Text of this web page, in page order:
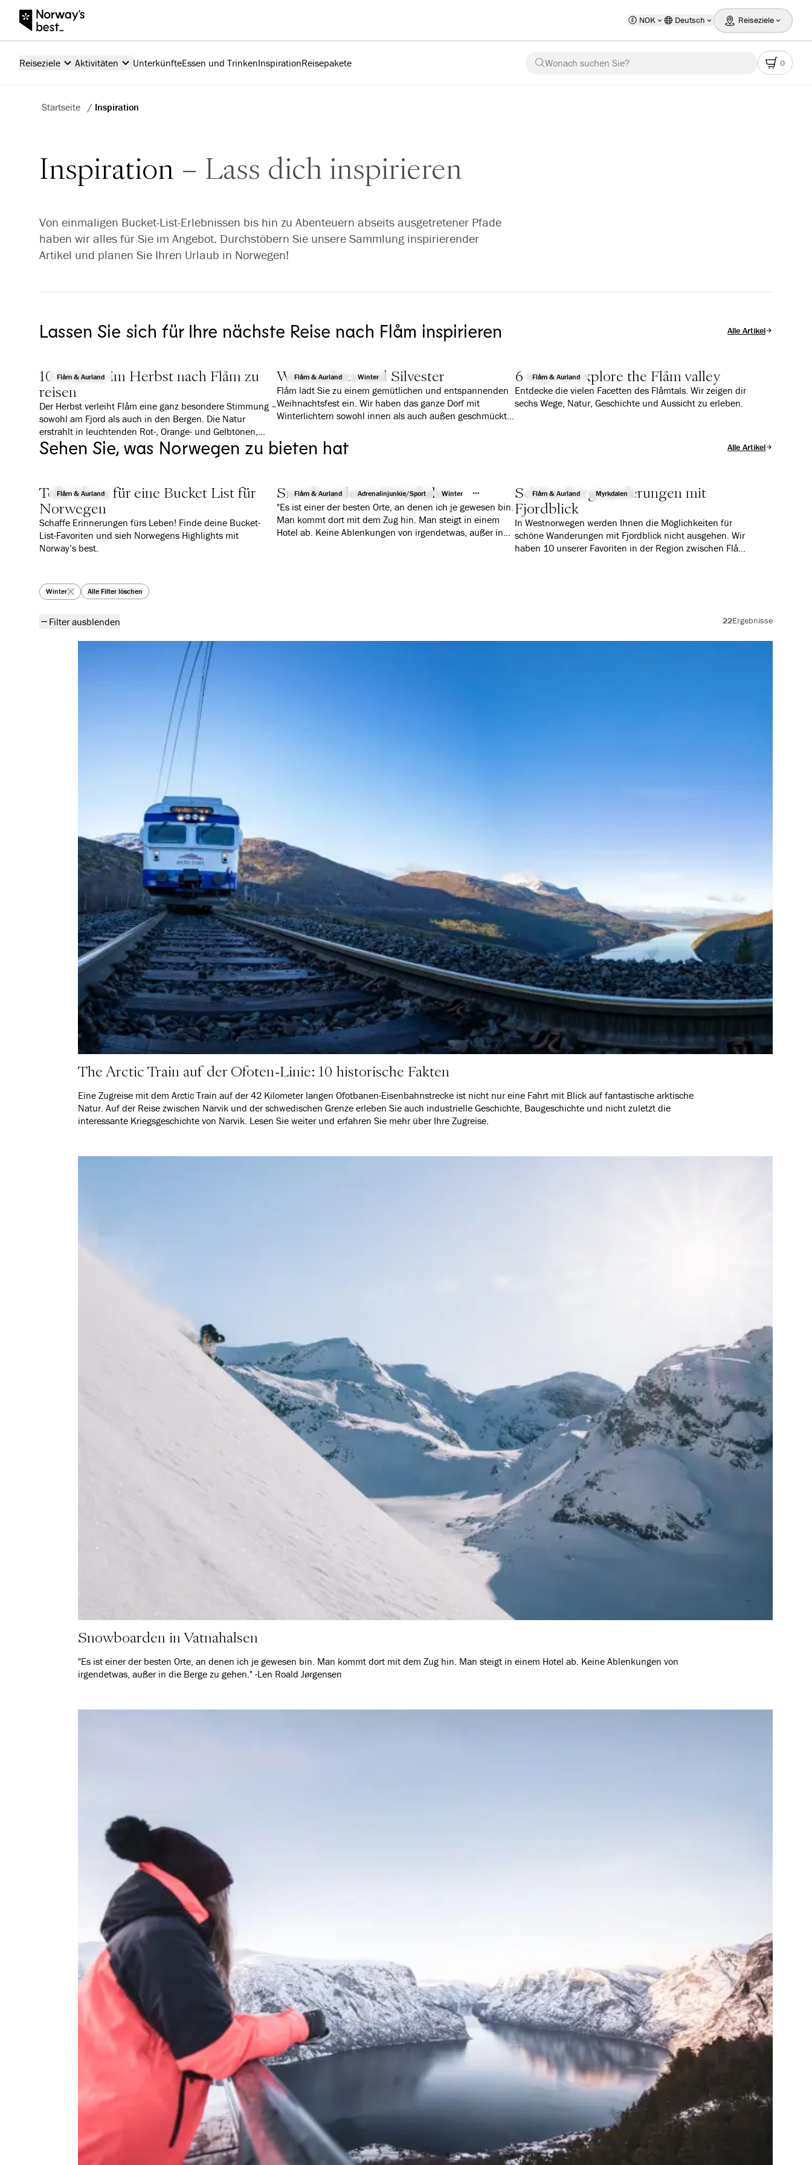
NOK Deutsch Reiseziele
Reiseziele Aktivitäten UnterkünfteEssen und TrinkenInspirationReisepakete Wonach suchen Sie? 0
Startseite / Inspiration
Inspiration Lass dich inspirieren
Von einmaligen Bucket-List-Erlebnissen bis hin zu Abenteuern abseits ausgetretener Pfade
haben wir alles für Sie im Angebot. Durchstöbern Sie unsere Sammlung inspirierender
Artikel und planen Sie Ihren Urlaub in Norwegen!
Lassen Sie sich für Ihre nächste Reise nach Flåm inspirieren Alle Artikel
Flåm & Aurland
10 Gründe im Herbst nach Flåm zu
reisen
Der Herbst verleiht Flåm eine ganz besondere Stimmung –
sowohl am Fjord als auch in den Bergen. Die Natur
erstrahlt in leuchtenden Rot-, Orange- und Gelbtönen,
während Nebel und tiefe Wolken eine fast schon
mystische Atmosphäre schaffen. Es ist ruhiger als im
Flåm gerade jetzt besonders lohnt.
Flåm & Aurland Winter
Weihnachten und Silvester
Flåm lädt Sie zu einem gemütlichen und entspannenden
Weihnachtsfest ein. Wir haben das ganze Dorf mit
Winterlichtern sowohl innen als auch außen geschmückt,
traditionelle Aktivitäten und Speisen für Jung und Alt an.
Flåm & Aurland
6 ways to explore the Flåm valley
Entdecke die vielen Facetten des Flåmtals. Wir zeigen dir
sechs Wege, Natur, Geschichte und Aussicht zu erleben.
Sehen Sie, was Norwegen zu bieten hat Alle Artikel
Flåm & Aurland
Tolle Ideen für eine Bucket List für
Norwegen
Schaffe Erinnerungen fürs Leben! Finde deine Bucket-
List-Favoriten und sieh Norwegens Highlights mit
Norway’s best.
Flåm & Aurland Adrenalinjunkie/Sport Winter
Snowboarden in Vatnahalsen
"Es ist einer der besten Orte, an denen ich je gewesen bin.
Man kommt dort mit dem Zug hin. Man steigt in einem
Hotel ab. Keine Ablenkungen von irgendetwas, außer in
Flåm & Aurland Myrkdalen
Schöne Bergwanderungen mit
Fjordblick
In Westnorwegen werden Ihnen die Möglichkeiten für
schöne Wanderungen mit Fjordblick nicht ausgehen. Wir
haben 10 unserer Favoriten in der Region zwischen Flåm
Winter Alle Filter löschen
Filter ausblenden 22Ergebnisse
Alle Artikel
The Arctic Train auf der Ofoten-Linie: 10 historische Fakten
Eine Zugreise mit dem Arctic Train auf der 42 Kilometer langen Ofotbanen-Eisenbahnstrecke ist nicht nur eine Fahrt mit Blick auf fantastische arktische
Natur. Auf der Reise zwischen Narvik und der schwedischen Grenze erleben Sie auch industrielle Geschichte, Baugeschichte und nicht zuletzt die
interessante Kriegsgeschichte von Narvik. Lesen Sie weiter und erfahren Sie mehr über Ihre Zugreise.
Snowboarden in Vatnahalsen
"Es ist einer der besten Orte, an denen ich je gewesen bin. Man kommt dort mit dem Zug hin. Man steigt in einem Hotel ab. Keine Ablenkungen von
irgendetwas, außer in die Berge zu gehen." -Len Roald Jørgensen